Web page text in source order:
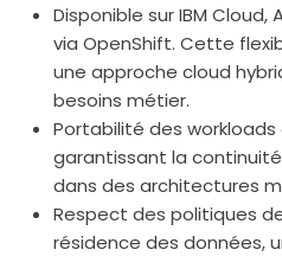
Disponible sur IBM Cloud,
via OpenShift. Cette
une approche cloud
besoins métier.
Portabilité des
garantissant la
dans des architectures
Respect des politiques
résidence des données,